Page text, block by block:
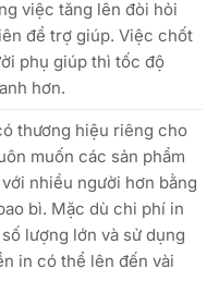
việc tăng lên đòi hỏi
để trợ giúp. Việc chốt
phụ giúp thì tốc độ
hơn.
thương hiệu riêng cho
muốn các sản phẩm
nhiều người hơn bằng
bì. Mặc dù chi phí in
lượng lớn và sử dụng
in có thể lên đến vài